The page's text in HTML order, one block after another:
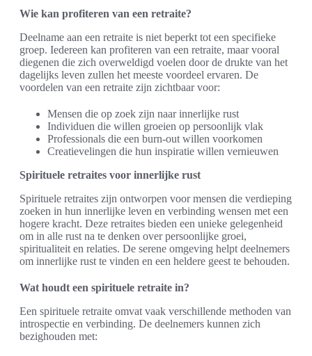
Wie kan profiteren van een retraite?
Deelname aan een retraite is niet beperkt tot een specifieke
groep. Iedereen kan profiteren van een retraite, maar vooral
diegenen die zich overweldigd voelen door de drukte van het
dagelijks leven zullen het meeste voordeel ervaren. De
voordelen van een retraite zijn zichtbaar voor:
Mensen die op zoek zijn naar innerlijke rust
Individuen die willen groeien op persoonlijk vlak
Professionals die een burn-out willen voorkomen
Creatievelingen die hun inspiratie willen vernieuwen
Spirituele retraites voor innerlijke rust
Spirituele retraites zijn ontworpen voor mensen die verdieping
zoeken in hun innerlijke leven en verbinding wensen met een
hogere kracht. Deze retraites bieden een unieke gelegenheid
om in alle rust na te denken over persoonlijke groei,
spiritualiteit en relaties. De serene omgeving helpt deelnemers
om innerlijke rust te vinden en een heldere geest te behouden.
Wat houdt een spirituele retraite in?
Een spirituele retraite omvat vaak verschillende methoden van
introspectie en verbinding. De deelnemers kunnen zich
bezighouden met: